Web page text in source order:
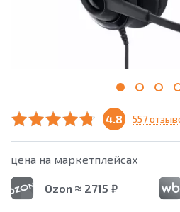
4.8 557
цена на маркетплейсах
Ozon ≈ 2715 ₽